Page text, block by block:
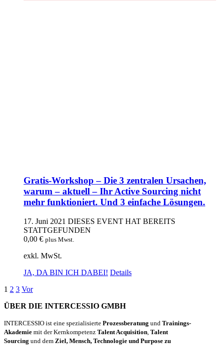
Gratis-Workshop – Die 3 zentralen Ursachen,
warum – aktuell – Ihr Active Sourcing nicht
mehr funktioniert. Und 3 einfache Lösungen.
17. Juni 2021 DIESES EVENT HAT BEREITS
STATTGEFUNDEN
0,00 € plus Mwst.
exkl. MwSt.
JA, DA BIN ICH DABEI! Details
1 2 3 Vor
ÜBER DIE INTERCESSIO GMBH
INTERCESSIO ist eine spezialisierte Prozessberatung und Trainings-
Akademie mit der Kernkompetenz Talent Acquisition, Talent
Sourcing und dem Ziel, Mensch, Technologie und Purpose zu